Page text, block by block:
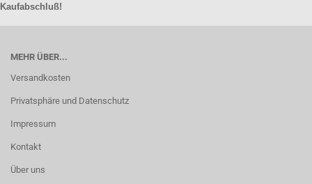
Kaufabschluß!
MEHR ÜBER...
Versandkosten
Privatsphäre und Datenschutz
Impressum
Kontakt
Über uns